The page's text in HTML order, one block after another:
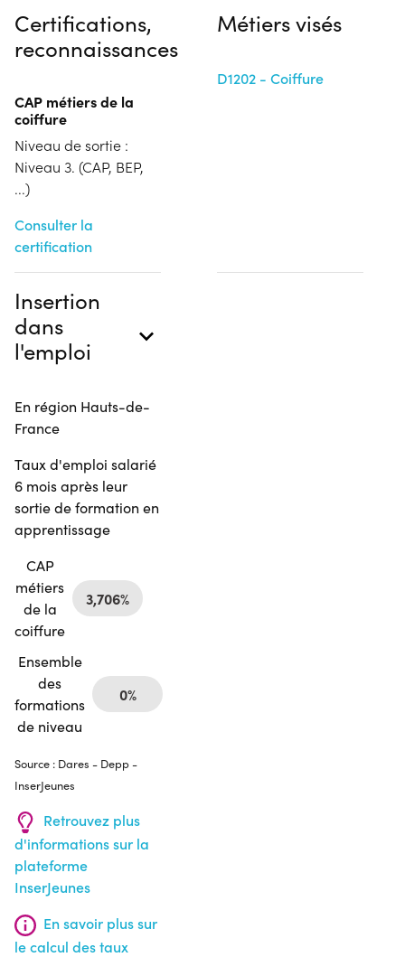
Certifications,
reconnaissances
CAP métiers de la
coiffure
Niveau de sortie :
Niveau 3. (CAP, BEP,
...)
Consulter la
certification
Métiers visés
D1202 - Coiffure
Insertion
dans
l'emploi
En région Hauts-de-
France
Taux d'emploi salarié
6 mois après leur
sortie de formation en
apprentissage
CAP
métiers
de la
coiffure
3,706%
Ensemble
des
formations
de niveau
0%
Source : Dares - Depp -
InserJeunes
Retrouvez plus
d'informations sur la
plateforme
InserJeunes
En savoir plus sur
le calcul des taux